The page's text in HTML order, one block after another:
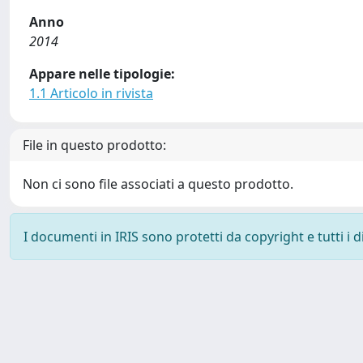
Anno
2014
Appare nelle tipologie:
1.1 Articolo in rivista
File in questo prodotto:
Non ci sono file associati a questo prodotto.
I documenti in IRIS sono protetti da copyright e tutti i